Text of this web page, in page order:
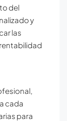
del
y
las
cada
para